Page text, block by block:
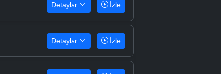
Detaylar İzle
Detaylar İzle